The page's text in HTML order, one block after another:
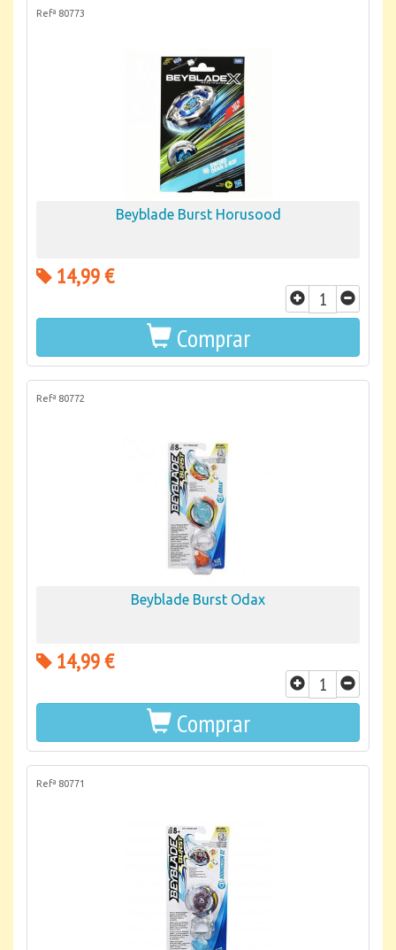
Refª 80773
Beyblade Burst Horusood
14,99 €
Comprar
Refª 80772
Beyblade Burst Odax
14,99 €
Comprar
Refª 80771